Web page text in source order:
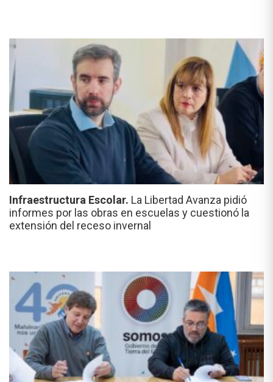
Infraestructura Escolar. La Libertad Avanza pidió
informes por las obras en escuelas y cuestionó la
extensión del receso invernal